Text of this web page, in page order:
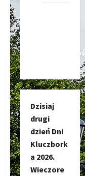
Dzisiaj
drugi
dzień Dni
Kluczbork
a 2026.
Wieczore